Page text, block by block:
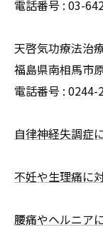
電話番号 : 03-
天啓気功療法治
福島県南相馬市
電話番号 : 0244-
自律神経失調症
不妊や生理痛に
腰痛やヘルニア